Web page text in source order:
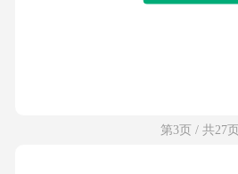
第3页 / 共27